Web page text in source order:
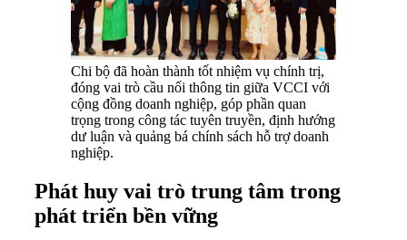
Chi bộ đã hoàn thành tốt nhiệm vụ chính trị,
đóng vai trò cầu nối thông tin giữa VCCI với
cộng đồng doanh nghiệp, góp phần quan
trọng trong công tác tuyên truyền, định hướng
dư luận và quảng bá chính sách hỗ trợ doanh
nghiệp.
Phát huy vai trò trung tâm trong
phát triển bền vững